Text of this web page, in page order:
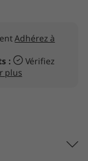
Adhérez à
:
Vérifiez
plus